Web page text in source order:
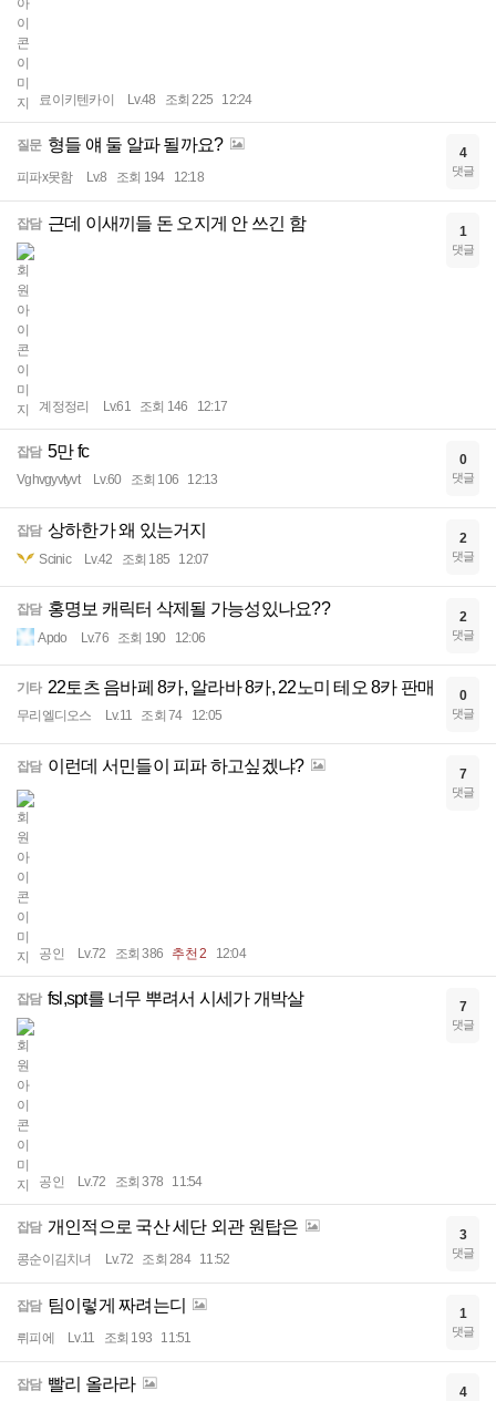
료이키텐카이 Lv.48 조회 225 12:24
질문 형들 얘 둘 알파 될까요?
피파x못함 Lv.8 조회 194 12:18
4
댓글
잡담 근데 이새끼들 돈 오지게 안 쓰긴 함
계정정리 Lv.61 조회 146 12:17
1
댓글
잡담 5만 fc
Vghvgyvtyvt Lv.60 조회 106 12:13
0
댓글
잡담 상하한가 왜 있는거지
Scinic Lv.42 조회 185 12:07
2
댓글
잡담 홍명보 캐릭터 삭제될 가능성있나요??
Apdo Lv.76 조회 190 12:06
2
댓글
기타 22토츠 음바페 8카, 알라바 8카, 22노미 테오 8카 판매
무리엘디오스 Lv.11 조회 74 12:05
0
댓글
잡담 이런데 서민들이 피파 하고싶겠냐?
공인 Lv.72 조회 386 추천 2 12:04
7
댓글
잡담 fsl,spt를 너무 뿌려서 시세가 개박살
공인 Lv.72 조회 378 11:54
7
댓글
잡담 개인적으로 국산 세단 외관 원탑은
콩순이김치녀 Lv.72 조회 284 11:52
3
댓글
잡담 팀이렇게 짜려는디
뤼피에 Lv.11 조회 193 11:51
1
댓글
잡담 빨리 올라라 4